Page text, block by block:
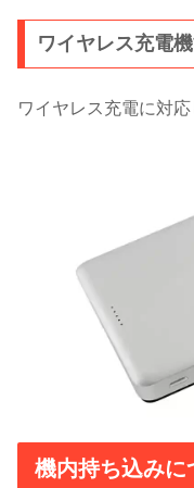
ワイヤレス充電
ワイヤレス充電に対
機内持ち込みに